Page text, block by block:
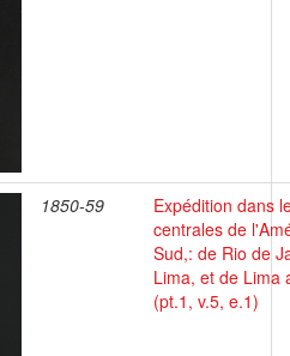
1850-59
Expédition dans
centrales de
Sud,: de Rio de
Lima, et de Lima
(pt.1, v.5, e.1)